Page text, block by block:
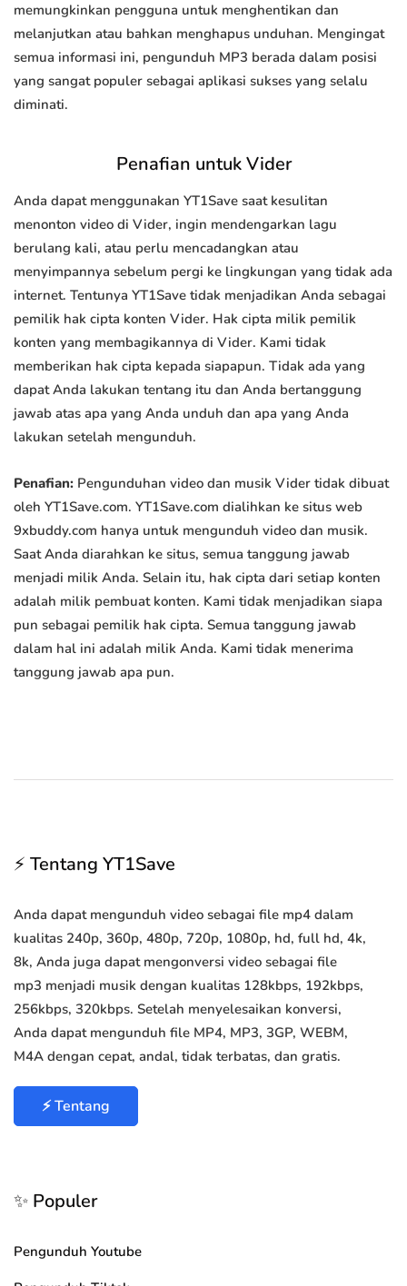
memungkinkan pengguna untuk menghentikan dan
melanjutkan atau bahkan menghapus unduhan. Mengingat
semua informasi ini, pengunduh MP3 berada dalam posisi
yang sangat populer sebagai aplikasi sukses yang selalu
diminati.
Penafian untuk Vider
Anda dapat menggunakan YT1Save saat kesulitan
menonton video di Vider, ingin mendengarkan lagu
berulang kali, atau perlu mencadangkan atau
menyimpannya sebelum pergi ke lingkungan yang tidak ada
internet. Tentunya YT1Save tidak menjadikan Anda sebagai
pemilik hak cipta konten Vider. Hak cipta milik pemilik
konten yang membagikannya di Vider. Kami tidak
memberikan hak cipta kepada siapapun. Tidak ada yang
dapat Anda lakukan tentang itu dan Anda bertanggung
jawab atas apa yang Anda unduh dan apa yang Anda
lakukan setelah mengunduh.
Penafian: Pengunduhan video dan musik Vider tidak dibuat
oleh YT1Save.com. YT1Save.com dialihkan ke situs web
9xbuddy.com hanya untuk mengunduh video dan musik.
Saat Anda diarahkan ke situs, semua tanggung jawab
menjadi milik Anda. Selain itu, hak cipta dari setiap konten
adalah milik pembuat konten. Kami tidak menjadikan siapa
pun sebagai pemilik hak cipta. Semua tanggung jawab
dalam hal ini adalah milik Anda. Kami tidak menerima
tanggung jawab apa pun.
⚡ Tentang YT1Save
Anda dapat mengunduh video sebagai file mp4 dalam
kualitas 240p, 360p, 480p, 720p, 1080p, hd, full hd, 4k,
8k, Anda juga dapat mengonversi video sebagai file
mp3 menjadi musik dengan kualitas 128kbps, 192kbps,
256kbps, 320kbps. Setelah menyelesaikan konversi,
Anda dapat mengunduh file MP4, MP3, 3GP, WEBM,
M4A dengan cepat, andal, tidak terbatas, dan gratis.
⚡ Tentang
✨ Populer
Pengunduh Youtube